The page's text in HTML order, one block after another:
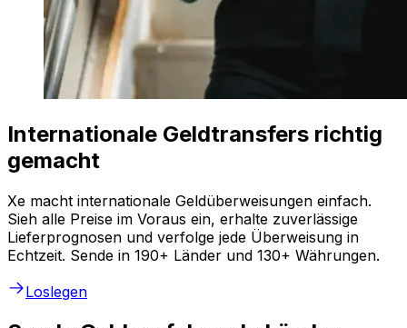
Internationale Geldtransfers richtig
gemacht
Xe macht internationale Geldüberweisungen einfach.
Sieh alle Preise im Voraus ein, erhalte zuverlässige
Lieferprognosen und verfolge jede Überweisung in
Echtzeit. Sende in 190+ Länder und 130+ Währungen.
Loslegen